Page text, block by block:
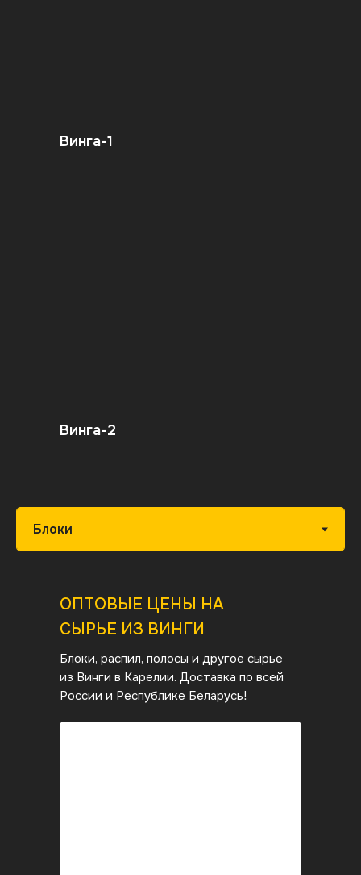
Винга-1
Винга-2
ОПТОВЫЕ ЦЕНЫ НА
СЫРЬЕ ИЗ ВИНГИ
Блоки, распил, полосы и другое сырье
из Винги в Карелии. Доставка по всей
России и Республике Беларусь!